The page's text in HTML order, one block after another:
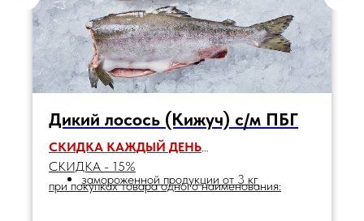
Дикий лосось (Кижуч) с/м ПБГ
СКИДКА КАЖДЫЙ ДЕНЬ
СКИДКА - 15%
при покупках товара одного наименования:
замороженной продукции от 3 кг